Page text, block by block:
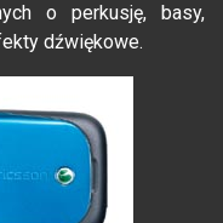
o perkusję, basy,
dźwiękowe.